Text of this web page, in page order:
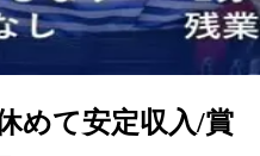
めて安定収入/賞